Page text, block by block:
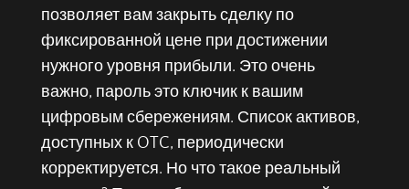
позволяет вам закрыть сделку по
фиксированной цене при достижении
нужного уровня прибыли. Это очень
важно, пароль это ключик к вашим
цифровым сбережениям. Список активов,
доступных к OTC, периодически
корректируется. Но что такое реальный